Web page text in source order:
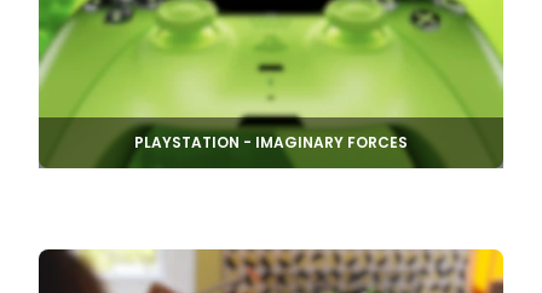
PLAYSTATION - IMAGINARY FORCES